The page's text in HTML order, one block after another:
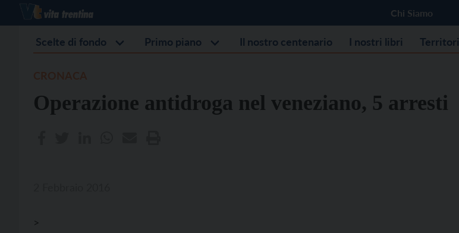
Chi Siamo
Scelte di fondo Primo piano Il nostro centenario I nostri libri Territori
Operazione antidroga nel veneziano, 5 arresti
>